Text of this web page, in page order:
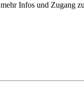
mehr Infos und Zugang